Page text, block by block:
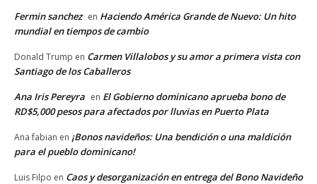
Fermin sanchez en Haciendo América Grande de Nuevo: Un hito
mundial en tiempos de cambio
Donald Trump en Carmen Villalobos y su amor a primera vista con
Santiago de los Caballeros
Ana Iris Pereyra en El Gobierno dominicano aprueba bono de
RD$5,000 pesos para afectados por lluvias en Puerto Plata
Ana fabian en ¡Bonos navideños: Una bendición o una maldición
para el pueblo dominicano!
Luis Filpo en Caos y desorganización en entrega del Bono Navideño